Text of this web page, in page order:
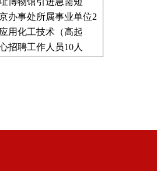
办事处所属事业单位2
用化工技术（高起
招聘工作人员10人